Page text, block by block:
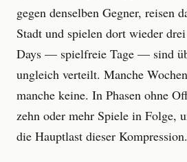
gegen denselben Gegner, reisen
Stadt und spielen dort wieder
Days — spielfreie Tage — sind
ungleich verteilt. Manche
manche keine. In Phasen ohne
zehn oder mehr Spiele in Folge,
die Hauptlast dieser Kompression.